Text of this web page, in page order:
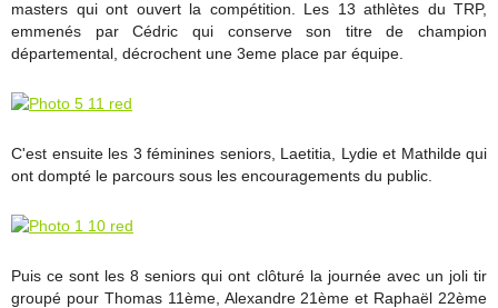
masters qui ont ouvert la compétition. Les 13 athlètes du TRP,
emmenés par Cédric qui conserve son titre de champion
départemental, décrochent une 3eme place par équipe.
C'est ensuite les 3 féminines seniors, Laetitia, Lydie et Mathilde qui
ont dompté le parcours sous les encouragements du public.
Puis ce sont les 8 seniors qui ont clôturé la journée avec un joli tir
groupé pour Thomas 11ème, Alexandre 21ème et Raphaël 22ème